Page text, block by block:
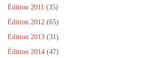
Édition 2011 (35)
Édition 2012 (65)
Édition 2013 (31)
Édition 2014 (47)